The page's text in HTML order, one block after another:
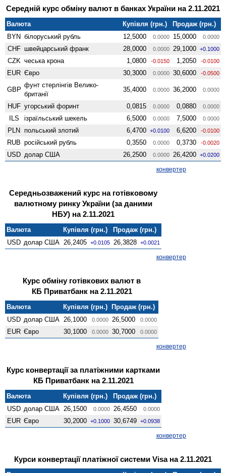
Середній курс обміну валют в банках України на 2.11.2021
Валюта Купівля (грн.)
Продаж (грн.)
BYN білоруський рубль 12,5000 0.0000 15,0000 0.0000
CHF швейцарський франк 28,0000 0.0000 29,1000 +0.1000
CZK чеська крона 1,0800 -0.0150 1,2050 -0.0100
EUR Євро 30,3000 0.0000 30,6000 -0.0500
GBP
фунт стерлінгів Велико­
британії
35,4000 0.0000 36,2000 0.0000
HUF угорський форинт 0,0815 0.0000 0,0880 0.0000
ILS ізраїльський шекель 6,5000 0.0000 7,5000 0.0000
PLN польський злотий 6,4700 +0.0100 6,6200 -0.0100
RUB російський рубль 0,3550 0.0000 0,3730 -0.0020
USD долар США 26,2500 0.0000 26,4200 +0.0200
конвертер
Середньозважений курс на готівковому
валютному ринку України (за даними
НБУ) на 2.11.2021
Валюта Купівля (грн.)
Продаж (грн.)
USD долар США 26,2405 +0.0105 26,3828 +0.0021
конвертер
Курс обміну готівкових валют в
КБ Приватбанк на 2.11.2021
Валюта Купівля (грн.) Продаж (грн.)
USD долар США 26,1000 0.0000 26,5000 0.0000
EUR Євро 30,1000 0.0000 30,7000 0.0000
конвертер
Курс конвертації за платіжними картками
КБ Приватбанк на 2.11.2021
Валюта Купівля (грн.)
Продаж (грн.)
USD долар США 26,1500 0.0000 26,4550 0.0000
EUR Євро 30,2000 +0.1000 30,6749 +0.0938
конвертер
Курси конвертації платіжної системи Visa на 2.11.2021